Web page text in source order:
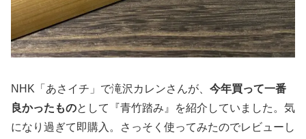
NHK「あさイチ」で滝沢カレンさんが、 今年買って一番
良かったものとして『青竹踏み』を紹介していました。気
になり過ぎて即購入。さっそく使ってみたのでレビューし